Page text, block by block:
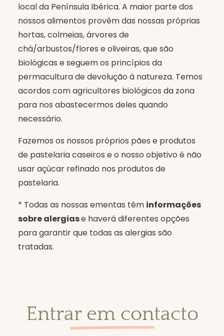
local da Península Ibérica. A maior parte dos
nossos alimentos provêm das nossas próprias
hortas, colmeias, árvores de
chá/arbustos/flores e oliveiras, que são
biológicas e seguem os princípios da
permacultura de devolução à natureza. Temos
acordos com agricultores biológicos da zona
para nos abastecermos deles quando
necessário.
Fazemos os nossos próprios pães e produtos
de pastelaria caseiros e o nosso objetivo é não
usar açúcar refinado nos produtos de
pastelaria.
* Todas as nossas ementas têm informações
sobre alergiase haverá diferentes opções
para garantir que todas as alergias são
tratadas.
Entrar em contacto